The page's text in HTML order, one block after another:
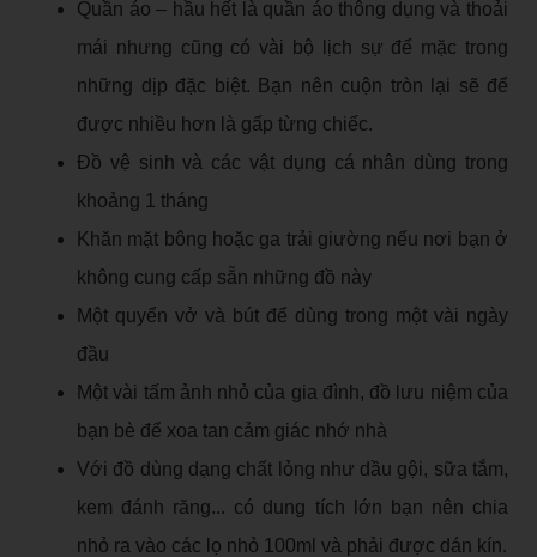
Quần áo – hầu hết là quần áo thông dụng và thoải
mái nhưng cũng có vài bộ lịch sự để mặc trong
những dịp đặc biệt. Bạn nên cuộn tròn lại sẽ để
được nhiều hơn là gấp từng chiếc.
Đồ vệ sinh và các vật dụng cá nhân dùng trong
khoảng 1 tháng
Khăn mặt bông hoặc ga trải giường nếu nơi bạn ở
không cung cấp sẵn những đồ này
Một quyển vở và bút để dùng trong một vài ngày
đầu
Một vài tấm ảnh nhỏ của gia đình, đồ lưu niệm của
bạn bè để xoa tan cảm giác nhớ nhà
Với đồ dùng dạng chất lỏng như dầu gội, sữa tắm,
kem đánh răng... có dung tích lớn bạn nên chia
nhỏ ra vào các lọ nhỏ 100ml và phải được dán kín.